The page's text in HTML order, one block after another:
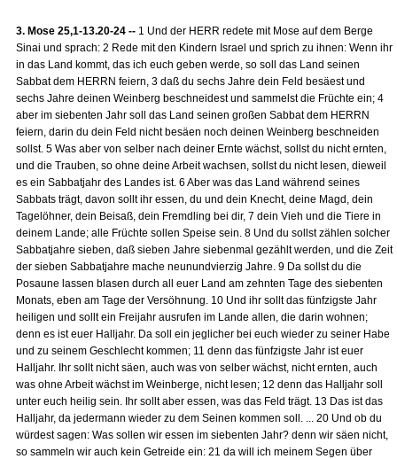
3. Mose 25,1-13.20-24 -- 1 Und der HERR redete mit Mose auf dem Berge
Sinai und sprach: 2 Rede mit den Kindern Israel und sprich zu ihnen: Wenn ihr
in das Land kommt, das ich euch geben werde, so soll das Land seinen
Sabbat dem HERRN feiern, 3 daß du sechs Jahre dein Feld besäest und
sechs Jahre deinen Weinberg beschneidest und sammelst die Früchte ein; 4
aber im siebenten Jahr soll das Land seinen großen Sabbat dem HERRN
feiern, darin du dein Feld nicht besäen noch deinen Weinberg beschneiden
sollst. 5 Was aber von selber nach deiner Ernte wächst, sollst du nicht ernten,
und die Trauben, so ohne deine Arbeit wachsen, sollst du nicht lesen, dieweil
es ein Sabbatjahr des Landes ist. 6 Aber was das Land während seines
Sabbats trägt, davon sollt ihr essen, du und dein Knecht, deine Magd, dein
Tagelöhner, dein Beisaß, dein Fremdling bei dir, 7 dein Vieh und die Tiere in
deinem Lande; alle Früchte sollen Speise sein. 8 Und du sollst zählen solcher
Sabbatjahre sieben, daß sieben Jahre siebenmal gezählt werden, und die Zeit
der sieben Sabbatjahre mache neunundvierzig Jahre. 9 Da sollst du die
Posaune lassen blasen durch all euer Land am zehnten Tage des siebenten
Monats, eben am Tage der Versöhnung. 10 Und ihr sollt das fünfzigste Jahr
heiligen und sollt ein Freijahr ausrufen im Lande allen, die darin wohnen;
denn es ist euer Halljahr. Da soll ein jeglicher bei euch wieder zu seiner Habe
und zu seinem Geschlecht kommen; 11 denn das fünfzigste Jahr ist euer
Halljahr. Ihr sollt nicht säen, auch was von selber wächst, nicht ernten, auch
was ohne Arbeit wächst im Weinberge, nicht lesen; 12 denn das Halljahr soll
unter euch heilig sein. Ihr sollt aber essen, was das Feld trägt. 13 Das ist das
Halljahr, da jedermann wieder zu dem Seinen kommen soll. ... 20 Und ob du
würdest sagen: Was sollen wir essen im siebenten Jahr? denn wir säen nicht,
so sammeln wir auch kein Getreide ein: 21 da will ich meinem Segen über